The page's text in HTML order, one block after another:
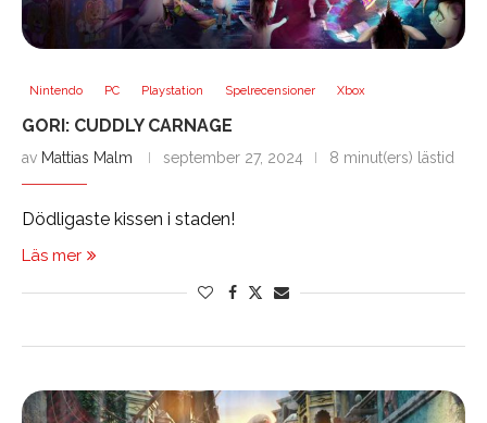
Nintendo PC Playstation Spelrecensioner Xbox
GORI: CUDDLY CARNAGE
av Mattias Malm september 27, 2024 8 minut(ers) lästid
Dödligaste kissen i staden!
Läs mer